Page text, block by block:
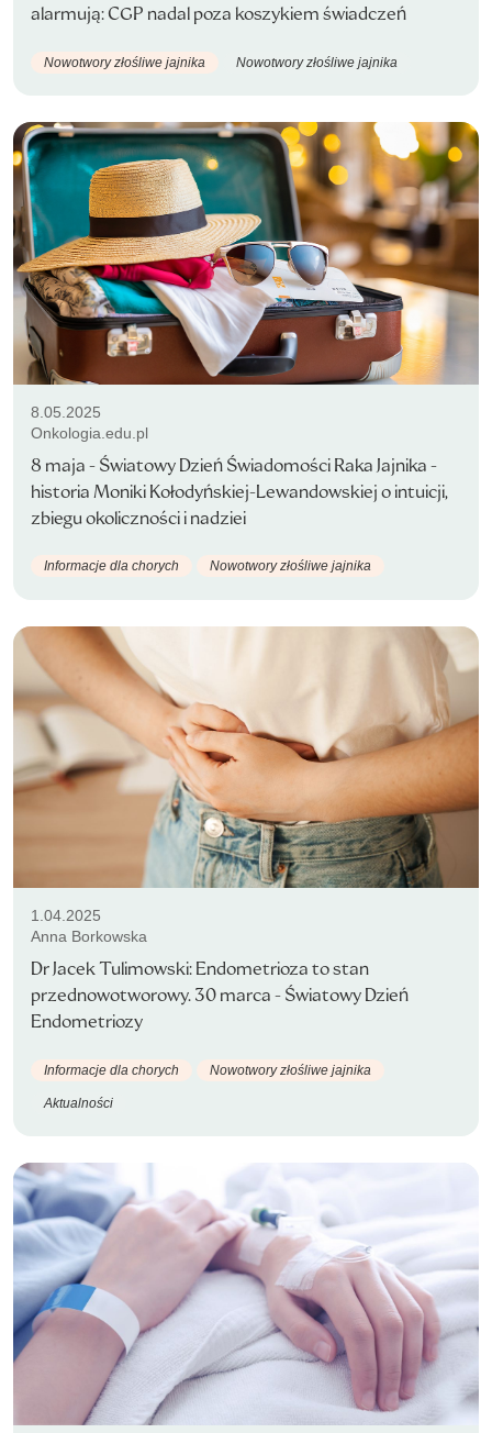
alarmują: CGP nadal poza koszykiem świadczeń
Nowotwory złośliwe jajnika Nowotwory złośliwe jajnika
8.05.2025
Onkologia.edu.pl
8 maja - Światowy Dzień Świadomości Raka Jajnika -
historia Moniki Kołodyńskiej-Lewandowskiej o intuicji,
zbiegu okoliczności i nadziei
Informacje dla chorych Nowotwory złośliwe jajnika
1.04.2025
Anna Borkowska
Dr Jacek Tulimowski: Endometrioza to stan
przednowotworowy. 30 marca - Światowy Dzień
Endometriozy
Informacje dla chorych Nowotwory złośliwe jajnika
Aktualności